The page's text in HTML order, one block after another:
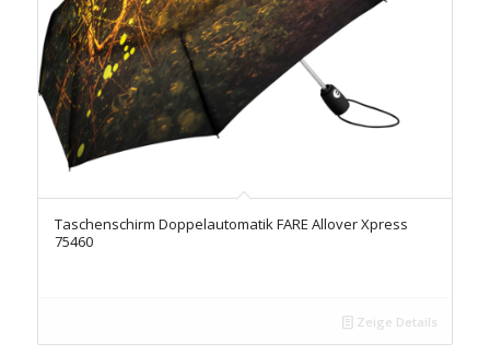
Taschenschirm Doppelautomatik FARE Allover Xpress
75460
Zeige Details